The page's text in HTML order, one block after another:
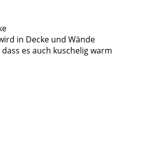
in Decke und Wände
es auch kuschelig warm